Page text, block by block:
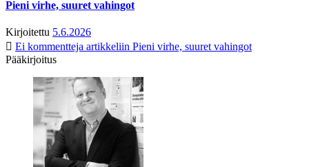
Pieni virhe, suuret vahingot
Kirjoitettu 5.6.2026
Ei kommentteja artikkeliin Pieni virhe, suuret vahingot
Pääkirjoitus